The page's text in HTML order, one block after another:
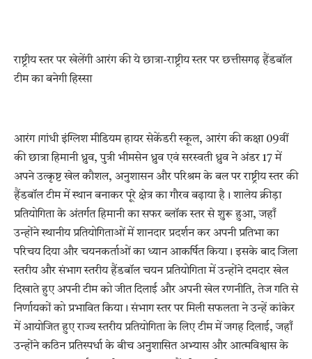
राष्ट्रीय स्तर पर खेलेंगी आरंग की ये छात्रा-राष्ट्रीय स्तर पर छत्तीसगढ़ हैंडबॉल
टीम का बनेगी हिस्सा
आरंग।गांधी इंग्लिश मीडियम हायर सेकेंडरी स्कूल, आरंग की कक्षा 09वीं
की छात्रा हिमानी ध्रुव, पुत्री भीमसेन ध्रुव एवं सरस्वती ध्रुव ने अंडर 17 में
अपने उत्कृष्ट खेल कौशल, अनुशासन और परिश्रम के बल पर राष्ट्रीय स्तर की
हैंडबॉल टीम में स्थान बनाकर पूरे क्षेत्र का गौरव बढ़ाया है। शालेय क्रीड़ा
प्रतियोगिता के अंतर्गत हिमानी का सफर ब्लॉक स्तर से शुरू हुआ, जहाँ
उन्होंने स्थानीय प्रतियोगिताओं में शानदार प्रदर्शन कर अपनी प्रतिभा का
परिचय दिया और चयनकर्ताओं का ध्यान आकर्षित किया। इसके बाद जिला
स्तरीय और संभाग स्तरीय हैंडबॉल चयन प्रतियोगिता में उन्होंने दमदार खेल
दिखाते हुए अपनी टीम को जीत दिलाई और अपनी खेल रणनीति, तेज गति से
निर्णायकों को प्रभावित किया। संभाग स्तर पर मिली सफलता ने उन्हें कांकेर
में आयोजित हुए राज्य स्तरीय प्रतियोगिता के लिए टीम में जगह दिलाई, जहाँ
उन्होंने कठिन प्रतिस्पर्धा के बीच अनुशासित अभ्यास और आत्मविश्वास के